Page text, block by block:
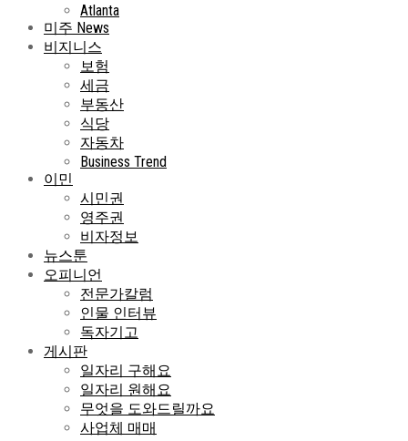
Atlanta
미주 News
비지니스
보험
세금
부동산
식당
자동차
Business Trend
이민
시민권
영주권
비자정보
뉴스툰
오피니언
전문가칼럼
인물 인터뷰
독자기고
게시판
일자리 구해요
일자리 원해요
무엇을 도와드릴까요
사업체 매매